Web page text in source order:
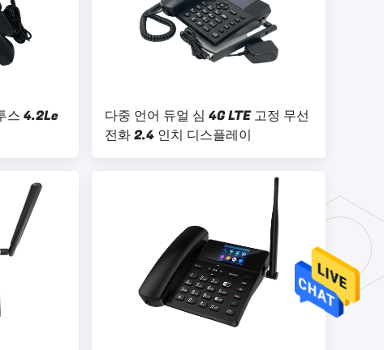
스 4.2Le
다중 언어 듀얼 심 4G LTE 고정 무선
전화 2.4 인치 디스플레이